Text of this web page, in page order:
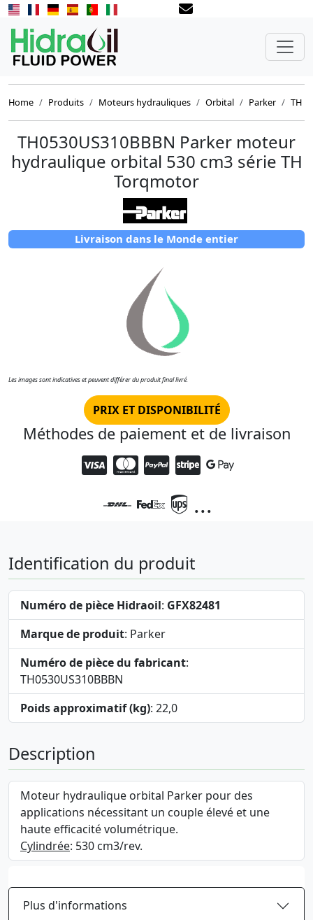
Home Produits Moteurs hydrauliques Orbital Parker TH
TH0530US310BBBN Parker moteur
hydraulique orbital 530 cm3 série TH
Torqmotor
Livraison dans le Monde entier
Les images sont indicatives et peuvent différer du produit final livré.
PRIX ET DISPONIBILITÉ
Méthodes de paiement et de livraison
...
Identification du produit
Numéro de pièce Hidraoil: GFX82481
Marque de produit: Parker
Numéro de pièce du fabricant:
TH0530US310BBBN
Poids approximatif (kg): 22,0
Description
Moteur hydraulique orbital Parker pour des
applications nécessitant un couple élevé et une
haute efficacité volumétrique.
Cylindrée: 530 cm3/rev.
Plus d'informations